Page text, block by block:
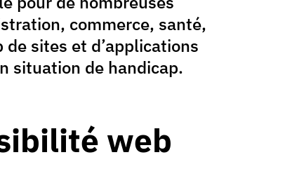
commerce, santé,
sites et d’applications
situation de handicap.
web